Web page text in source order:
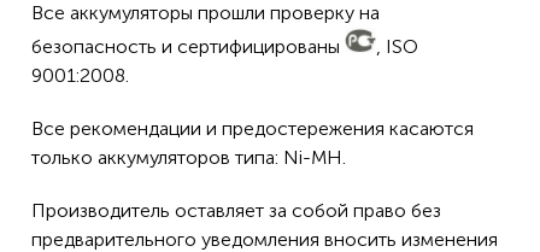
Все аккумуляторы прошли проверку на
безопасность и сертифицированы
, ISO
9001:2008.
Все рекомендации и предостережения касаются
только аккумуляторов типа: Ni-MH.
Производитель оставляет за собой право без
предварительного уведомления вносить изменения